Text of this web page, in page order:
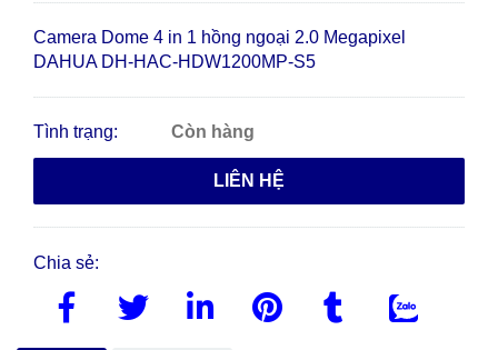
Camera Dome 4 in 1 hồng ngoại 2.0 Megapixel
DAHUA DH-HAC-HDW1200MP-S5
Tình trạng: Còn hàng
LIÊN HỆ
Chia sẻ: